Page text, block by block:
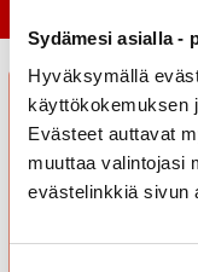
Sydämesi asialla -
Hyväksymällä
käyttökokemuksen
Evästeet auttavat
muuttaa valintojasi
evästelinkkiä sivun